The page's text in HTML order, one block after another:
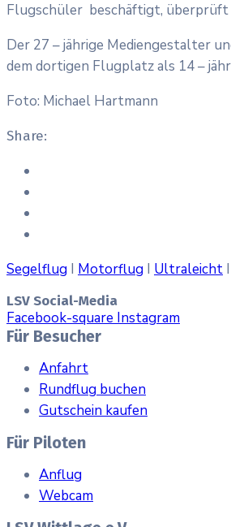
Flugschüler beschäftigt,
Der 27 – jährige Mediengestalter
dem dortigen Flugplatz als 14 –
Foto: Michael Hartmann
Share:
Segelflug I Motorflug I Ultraleicht
LSV Social-Media
Facebook-square Instagram
Für Besucher
Anfahrt
Rundflug buchen
Gutschein kaufen
Für Piloten
Anflug
Webcam